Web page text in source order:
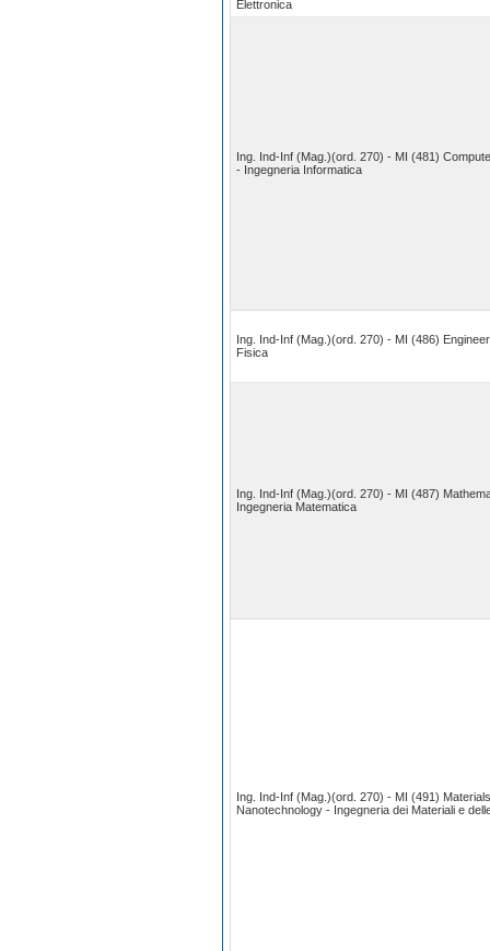
Elettronica
Ing. Ind-Inf (Mag.)(ord. 270) - MI (481)
- Ingegneria Informatica
Ing. Ind-Inf (Mag.)(ord. 270) - MI (486)
Fisica
Ing. Ind-Inf (Mag.)(ord. 270) - MI (487)
Ingegneria Matematica
Ing. Ind-Inf (Mag.)(ord. 270) - MI (491)
Nanotechnology - Ingegneria dei Materiali e